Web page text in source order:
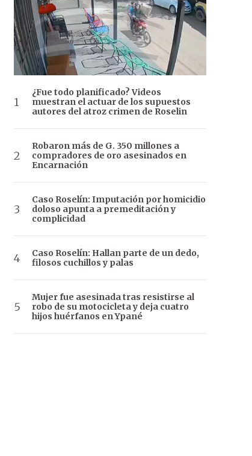
¿Fue todo planificado? Videos
muestran el actuar de los supuestos
autores del atroz crimen de Roselin
Robaron más de G. 350 millones a
compradores de oro asesinados en
Encarnación
Caso Roselín: Imputación por homicidio
doloso apunta a premeditación y
complicidad
Caso Roselín: Hallan parte de un dedo,
filosos cuchillos y palas
Mujer fue asesinada tras resistirse al
robo de su motocicleta y deja cuatro
hijos huérfanos en Ypané